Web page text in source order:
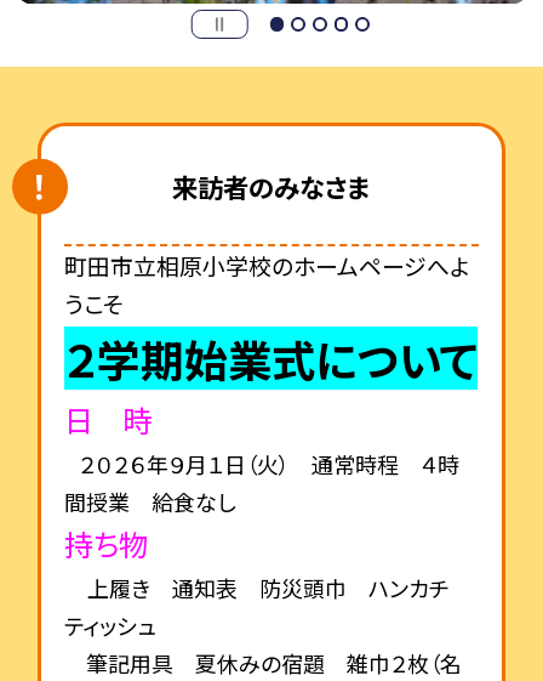
来訪者のみなさま
町田市立相原小学校のホームページへよ
うこそ
２学期始業式について
日 時
２０２６年９月１日（火） 通常時程 ４時
間授業 給食なし
持ち物
上履き 通知表 防災頭巾 ハンカチ
ティッシュ
筆記用具 夏休みの宿題 雑巾２枚（名